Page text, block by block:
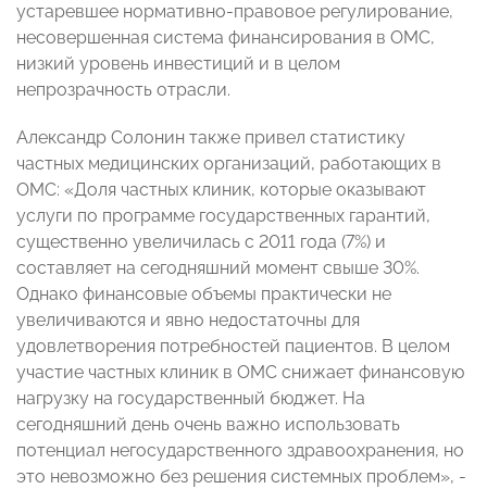
устаревшее нормативно-правовое регулирование,
несовершенная система финансирования в ОМС,
низкий уровень инвестиций и в целом
непрозрачность отрасли.
Александр Солонин также привел статистику
частных медицинских организаций, работающих в
ОМС: «Доля частных клиник, которые оказывают
услуги по программе государственных гарантий,
существенно увеличилась с 2011 года (7%) и
составляет на сегодняшний момент свыше 30%.
Однако финансовые объемы практически не
увеличиваются и явно недостаточны для
удовлетворения потребностей пациентов. В целом
участие частных клиник в ОМС снижает финансовую
нагрузку на государственный бюджет. На
сегодняшний день очень важно использовать
потенциал негосударственного здравоохранения, но
это невозможно без решения системных проблем», -